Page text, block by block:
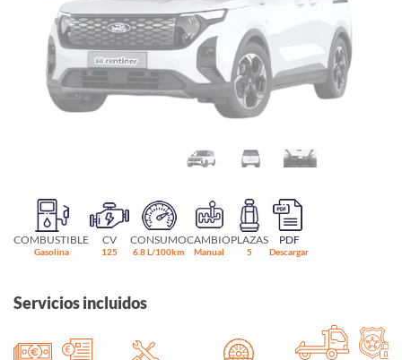
COMBUSTIBLE
Gasolina
CV
125
CONSUMO
6.8 L/100km
CAMBIO
Manual
PLAZAS
5
PDF
Descargar
Servicios incluidos